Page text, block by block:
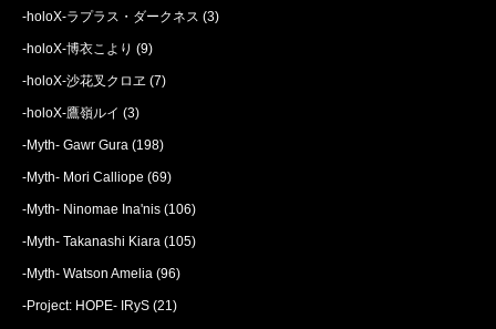
-holoX-ラプラス・ダークネス (3)
-holoX-博衣こより (9)
-holoX-沙花叉クロヱ (7)
-holoX-鷹嶺ルイ (3)
-Myth- Gawr Gura (198)
-Myth- Mori Calliope (69)
-Myth- Ninomae Ina'nis (106)
-Myth- Takanashi Kiara (105)
-Myth- Watson Amelia (96)
-Project: HOPE- IRyS (21)